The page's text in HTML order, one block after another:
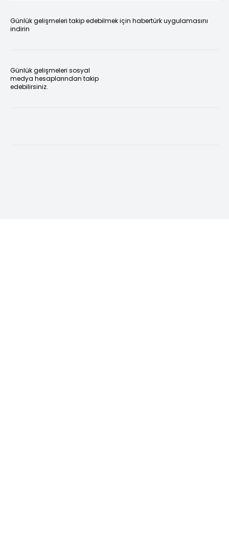
Günlük gelişmeleri takip edebilmek için habertürk uygulamasını
indirin
Günlük gelişmeleri sosyal
medya hesaplarından takip
edebilirsiniz.